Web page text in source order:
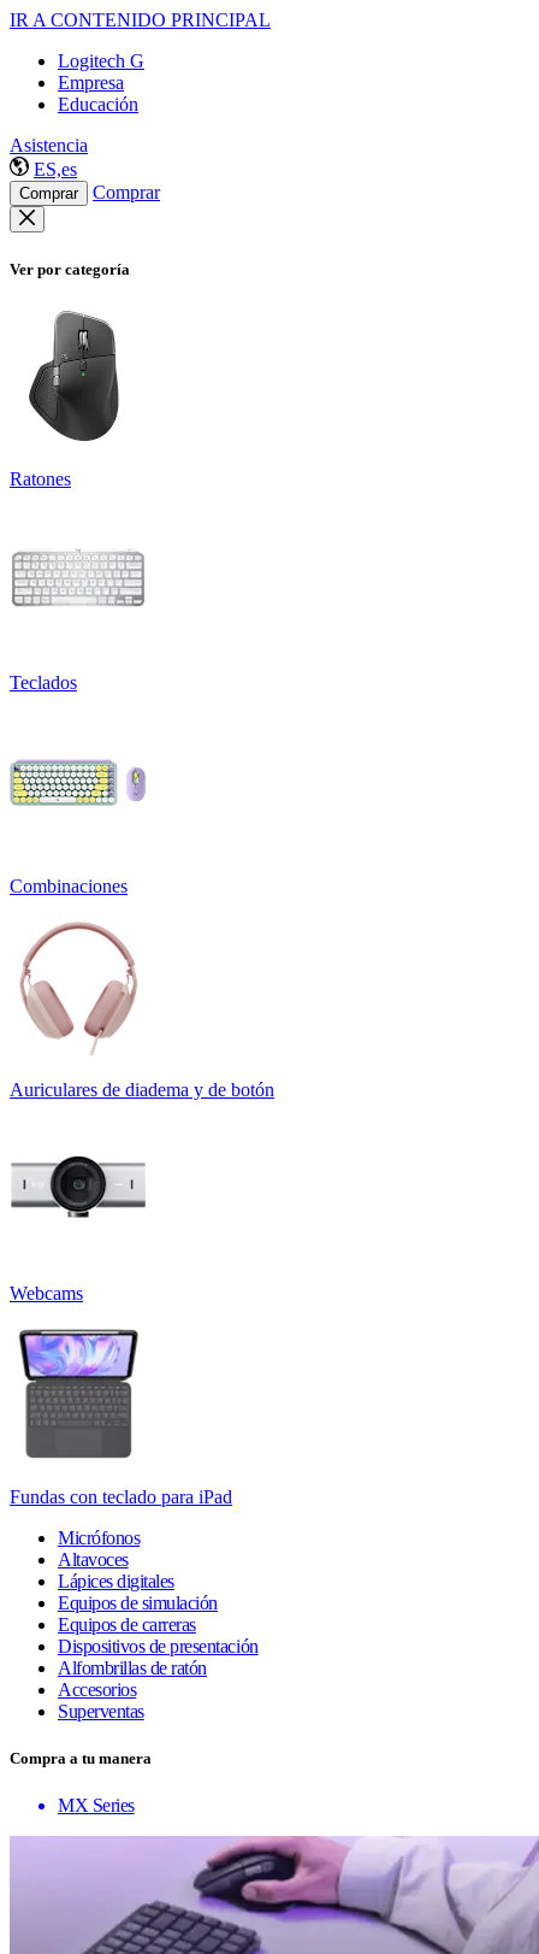
IR A CONTENIDO PRINCIPAL
Logitech G
Empresa
Educación
Asistencia
ES,es
Comprar Comprar
Ver por categoría
Ratones
Teclados
Combinaciones
Auriculares de diadema y de botón
Webcams
Fundas con teclado para iPad
Micrófonos
Altavoces
Lápices digitales
Equipos de simulación
Equipos de carreras
Dispositivos de presentación
Alfombrillas de ratón
Accesorios
Superventas
Compra a tu manera
MX Series